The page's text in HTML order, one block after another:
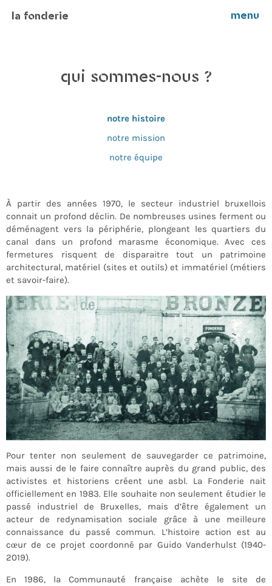
la fonderie menu
qui sommes-nous ?
notre histoire
notre mission
notre équipe
À partir des années 1970, le secteur industriel bruxellois
connait un profond déclin. De nombreuses usines ferment ou
déménagent vers la périphérie, plongeant les quartiers du
canal dans un profond marasme économique. Avec ces
fermetures risquent de disparaitre tout un patrimoine
architectural, matériel (sites et outils) et immatériel (métiers
et savoir-faire).
Pour tenter non seulement de sauvegarder ce patrimoine,
mais aussi de le faire connaître auprès du grand public, des
activistes et historiens créent une asbl. La Fonderie nait
officiellement en 1983.Elle souhaite non seulement étudier le
passé industriel de Bruxelles, mais d’être également un
acteur de redynamisation sociale grâce à une meilleure
connaissance du passé commun. L’histoire action est au
cœur de ce projet coordonné par Guido Vanderhulst (1940-
2019).
En 1986, la Communauté française achète le site de